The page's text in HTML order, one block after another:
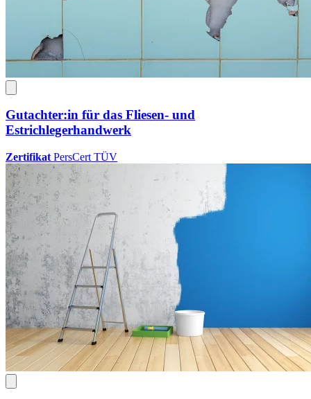
Gutachter:in für das Fliesen- und
Estrichlegerhandwerk
Zertifikat PersCert TÜV